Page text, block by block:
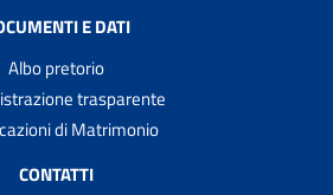
E DATI
Albo pretorio
trasparente
di Matrimonio
CONTATTI